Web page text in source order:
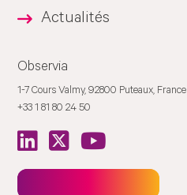
Actualités
Observia
1-7 Cours Valmy, 92800 Puteaux, France
+33 1 81 80 24 50